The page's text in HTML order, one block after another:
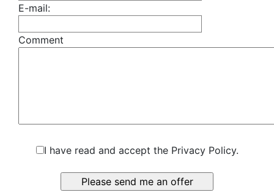
E-mail:
Comment
I have read and accept the Privacy Policy.